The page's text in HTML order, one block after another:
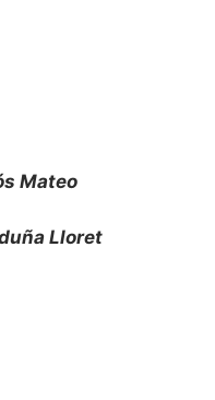
Mateo
Lloret